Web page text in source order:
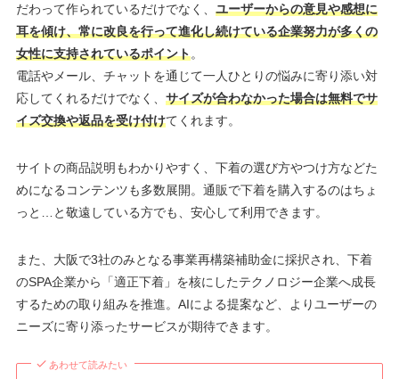
だわって作られているだけでなく、 ユーザーからの意見や感想に
耳を傾け、常に改良を行って進化し続けている企業努力が多くの
女性に支持されているポイント。
電話やメール、チャットを通じて一人ひとりの悩みに寄り添い対
応してくれるだけでなく、 サイズが合わなかった場合は無料でサ
イズ交換や返品を受け付けてくれます。
サイトの商品説明もわかりやすく、下着の選び方やつけ方などた
めになるコンテンツも多数展開。通販で下着を購入するのはちょ
っと…と敬遠している方でも、安心して利用できます。
また、大阪で3社のみとなる事業再構築補助金に採択され、下着
のSPA企業から「適正下着」を核にしたテクノロジー企業へ成長
するための取り組みを推進。AIによる提案など、よりユーザーの
ニーズに寄り添ったサービスが期待できます。
あわせて読みたい